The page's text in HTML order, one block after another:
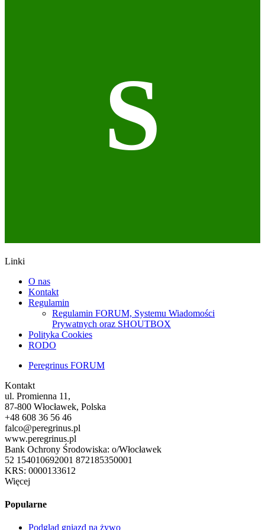
S
Linki
O nas
Kontakt
Regulamin
Regulamin FORUM, Systemu Wiadomości
Prywatnych oraz SHOUTBOX
Polityka Cookies
RODO
Peregrinus FORUM
Kontakt
ul. Promienna 11,
87-800 Włocławek, Polska
+48 608 36 56 46
falco@peregrinus.pl
www.peregrinus.pl
Bank Ochrony Środowiska: o/Włocławek
52 154010692001 872185350001
KRS: 0000133612
Więcej
Popularne
Podgląd gniazd na żywo